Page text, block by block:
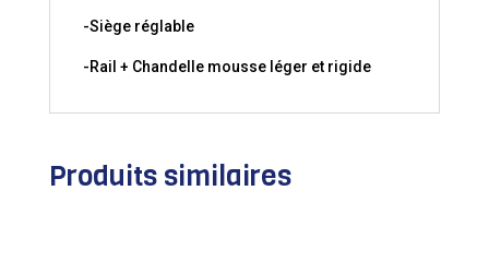
-Siège réglable
-Rail + Chandelle mousse léger et rigide
Produits similaires